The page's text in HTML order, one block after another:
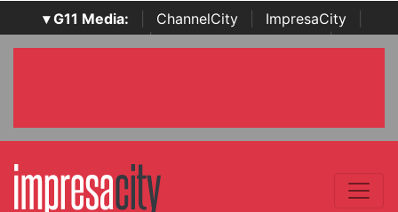
▾ G11 Media: ChannelCity ImpresaCity
SecurityOpenLab | Italian Channel Awards | Italian